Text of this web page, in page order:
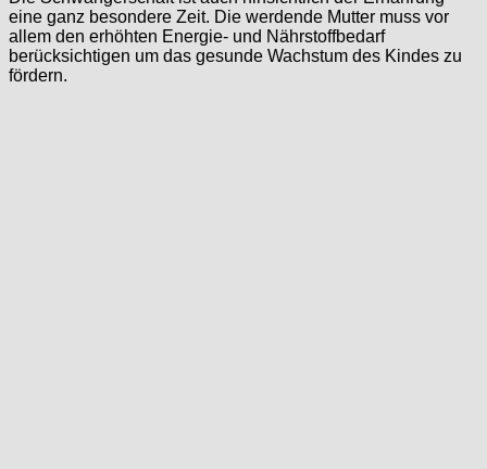
eine ganz besondere Zeit. Die werdende Mutter muss vor
allem den erhöhten Energie- und Nährstoffbedarf
berücksichtigen um das gesunde Wachstum des Kindes zu
fördern.